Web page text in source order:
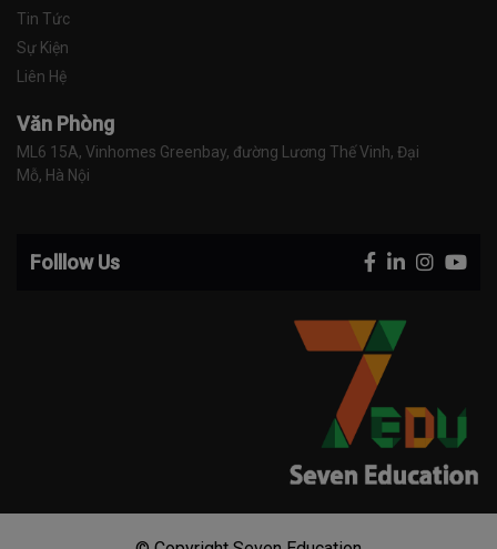
Tin Tức
Sự Kiện
Liên Hệ
Văn Phòng
ML6 15A, Vinhomes Greenbay, đường Lương Thế Vinh, Đại
Mỗ, Hà Nội
Folllow Us